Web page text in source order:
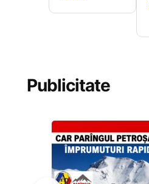
Publicitate